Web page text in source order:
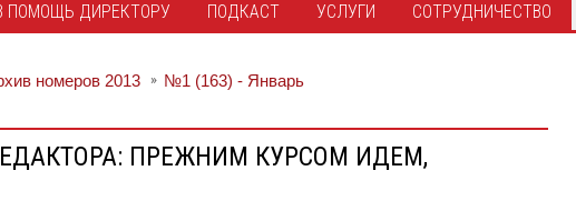
ПОМОЩЬ ДИРЕКТОРУ ПОДКАСТ УСЛУГИ СОТРУДНИЧЕСТВО
номеров 2013 №1 (163) - Январь
ПРЕЖНИМ КУРСОМ ИДЕМ,